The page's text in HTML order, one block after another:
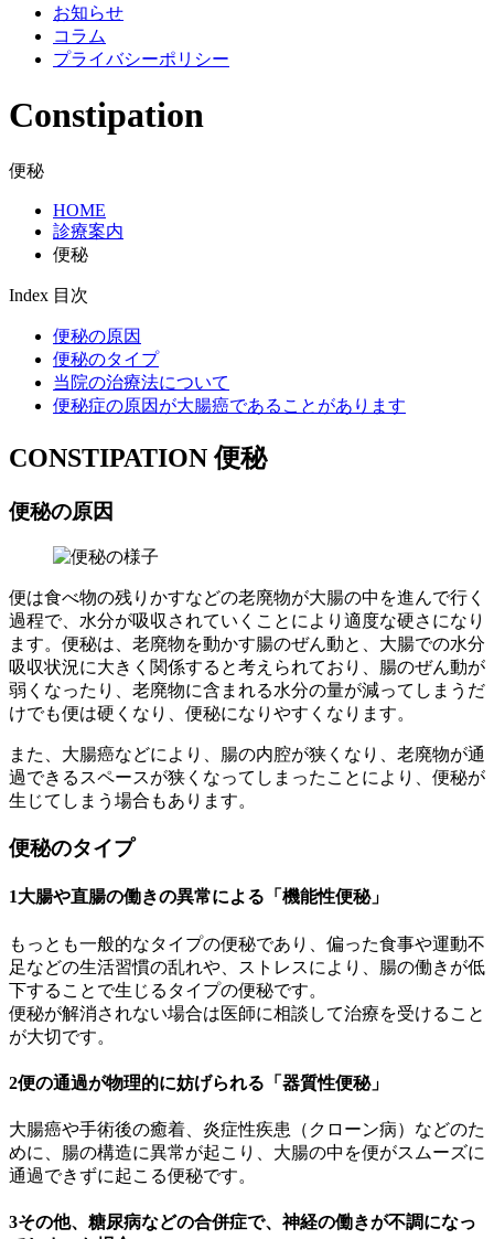
お知らせ
コラム
プライバシーポリシー
Constipation
便秘
HOME
診療案内
便秘
Index 目次
便秘の原因
便秘のタイプ
当院の治療法について
便秘症の原因が大腸癌であることがあります
CONSTIPATION 便秘
便秘の原因
便は食べ物の残りかすなどの老廃物が大腸の中を進んで行く
過程で、水分が吸収されていくことにより適度な硬さになり
ます。便秘は、老廃物を動かす腸のぜん動と、大腸での水分
吸収状況に大きく関係すると考えられており、腸のぜん動が
弱くなったり、老廃物に含まれる水分の量が減ってしまうだ
けでも便は硬くなり、便秘になりやすくなります。
また、大腸癌などにより、腸の内腔が狭くなり、老廃物が通
過できるスペースが狭くなってしまったことにより、便秘が
生じてしまう場合もあります。
便秘のタイプ
1大腸や直腸の働きの異常による「機能性便秘」
もっとも一般的なタイプの便秘であり、偏った食事や運動不
足などの生活習慣の乱れや、ストレスにより、腸の働きが低
下することで生じるタイプの便秘です。
便秘が解消されない場合は医師に相談して治療を受けること
が大切です。
2便の通過が物理的に妨げられる「器質性便秘」
大腸癌や手術後の癒着、炎症性疾患（クローン病）などのた
めに、腸の構造に異常が起こり、大腸の中を便がスムーズに
通過できずに起こる便秘です。
3その他、糖尿病などの合併症で、神経の働きが不調になっ